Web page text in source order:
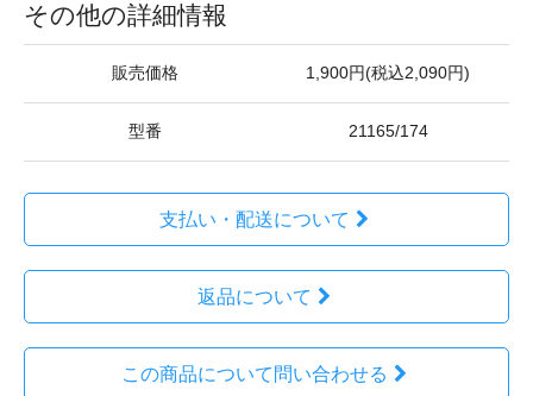
その他の詳細情報
販売価格 1,900円(税込2,090円)
型番 21165/174
支払い・配送について
返品について
この商品について問い合わせる